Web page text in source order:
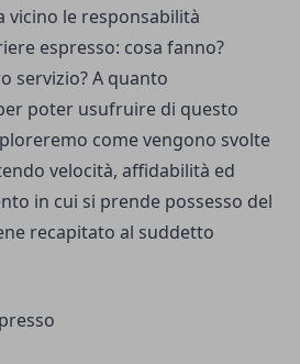
vicino le responsabilità
espresso: cosa fanno?
servizio? A quanto
poter usufruire di questo
come vengono svolte
velocità, affidabilità ed
in cui si prende possesso del
recapitato al suddetto